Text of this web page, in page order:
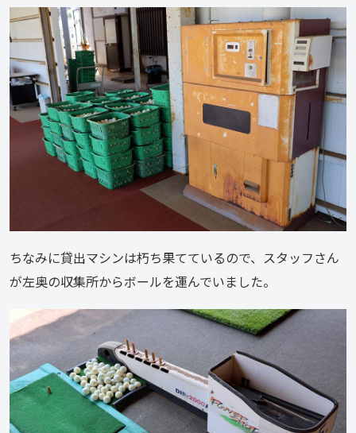
ちなみに貸出マシンは朽ち果てているので、スタッフさん
が左奥の収集所からボールを運んでいました。